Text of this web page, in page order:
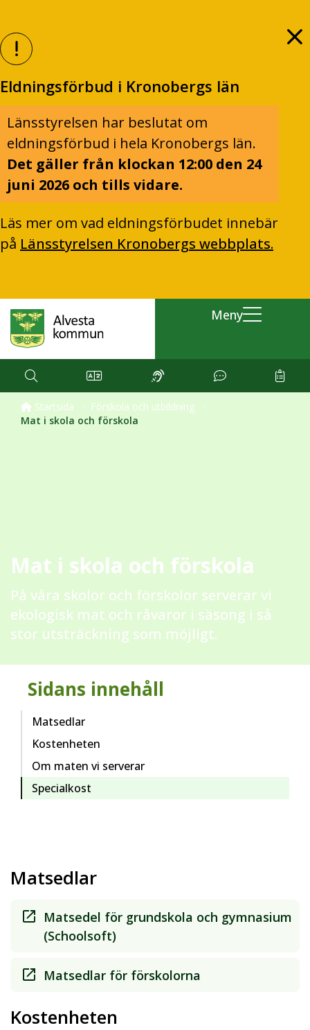
Eldningsförbud i Kronobergs län
Länsstyrelsen har beslutat om
eldningsförbud i hela Kronobergs län.
Det gäller från klockan 12:00 den 24
juni 2026 och tills vidare.
Läs mer om vad eldningsförbudet innebär
på Länsstyrelsen Kronobergs webbplats.
Meny
Startsida
Förskola och utbildning
Mat i skola och förskola
Mat i skola och förskola
På våra skolor och förskolor serverar vi
ekologisk mat och råvaror i säsong i så
stor utsträckning som möjligt.
Sidans innehåll
Matsedlar
Kostenheten
Om maten vi serverar
Specialkost
Matsedlar
Matsedel för grundskola och gymnasium
(Schoolsoft)
Matsedlar för förskolorna
Kostenheten